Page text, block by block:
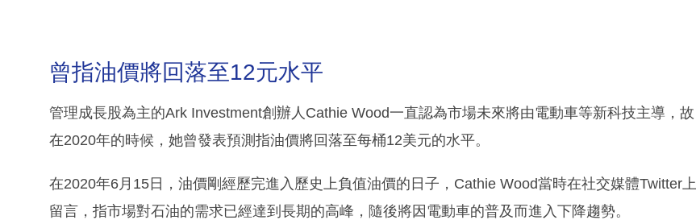
曾指油價將回落至12元水平
管理成長股為主的Ark Investment創辦人Cathie Wood一直認為市場未來將由電動車等新科技主導，故
在2020年的時候，她曾發表預測指油價將回落至每桶12美元的水平。
在2020年6月15日，油價剛經歷完進入歷史上負值油價的日子，Cathie Wood當時在社交媒體Twitter上
留言，指市場對石油的需求已經達到長期的高峰，隨後將因電動車的普及而進入下降趨勢。